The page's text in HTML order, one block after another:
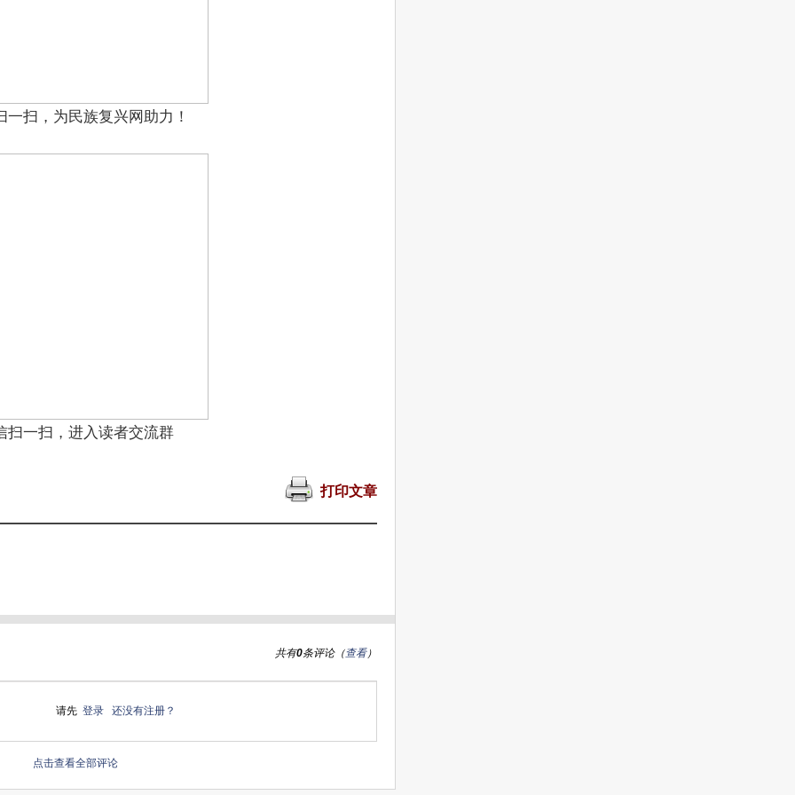
一扫，为民族复兴网助力！
扫一扫，进入读者交流群
打印文章
共有0条评论（查看）
请先 登录 还没有注册？
点击查看全部评论